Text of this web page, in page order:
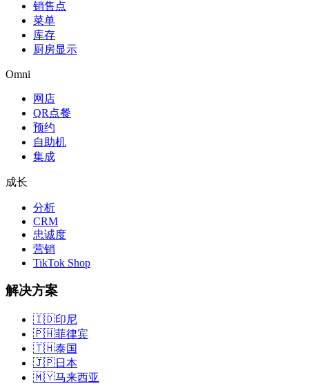
销售点
菜单
库存
厨房显示
Omni
网店
QR点餐
预约
自助机
集成
成长
分析
CRM
忠诚度
营销
TikTok Shop
解决方案
🇮🇩印尼
🇵🇭菲律宾
🇹🇭泰国
🇯🇵日本
🇲🇾马来西亚